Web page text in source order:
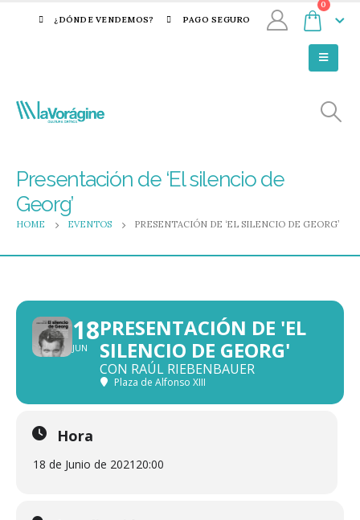
¿DÓNDE VENDEMOS? PAGO SEGURO
0
Presentación de ‘El silencio de
Georg’
HOME EVENTOS PRESENTACIÓN DE ‘EL SILENCIO DE GEORG’
18
JUN
PRESENTACIÓN DE 'EL
SILENCIO DE GEORG'
CON RAÚL RIEBENBAUER
Plaza de Alfonso XIII
Hora
18 de Junio de 2021 20:00